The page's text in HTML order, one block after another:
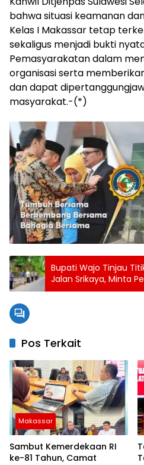
bahwa situasi keamanan
Kelas I Makassar tetap
sekaligus menjadi bukti
Pemasyarakatan dalam
organisasi serta
dan dapat
masyarakat.-(*)
Bupati Wajo Tinjau
Jalan Srikaya, Minta
Pos Terkait
Makassar
Sambut Kemerdekaan RI
ke-81 Tahun, Camat